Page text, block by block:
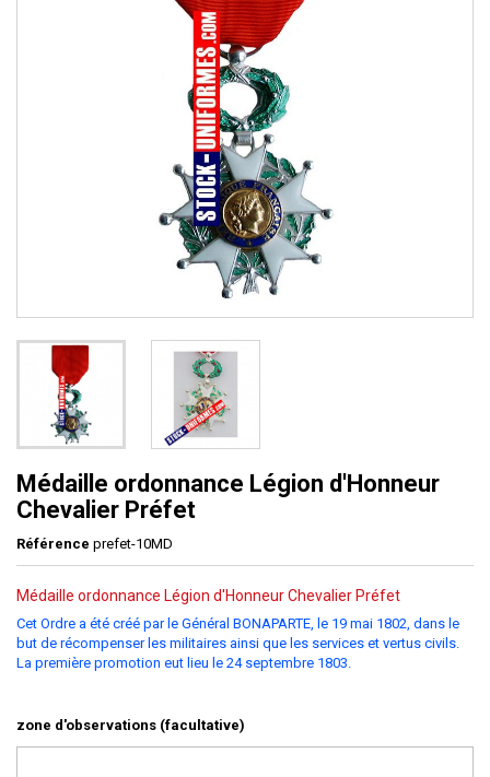
Médaille ordonnance Légion d'Honneur
Chevalier Préfet
Référence prefet-10MD
Médaille ordonnance Légion d'Honneur Chevalier Préfet
Cet Ordre a été créé par le Général BONAPARTE, le 19 mai 1802, dans le
but de récompenser les militaires ainsi que les services et vertus civils.
La première promotion eut lieu le 24 septembre 1803.
zone d'observations (facultative)